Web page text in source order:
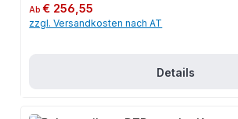
Regulärer Preis:
Ab€ 256,55
zzgl. Versandkosten nach AT
Details